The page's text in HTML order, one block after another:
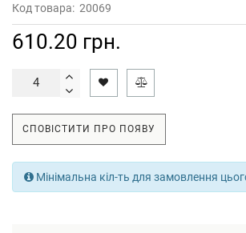
Код товара: 20069
610.20 грн.
СПОВІСТИТИ ПРО ПОЯВУ
Мінімальна кіл-ть для замовлення